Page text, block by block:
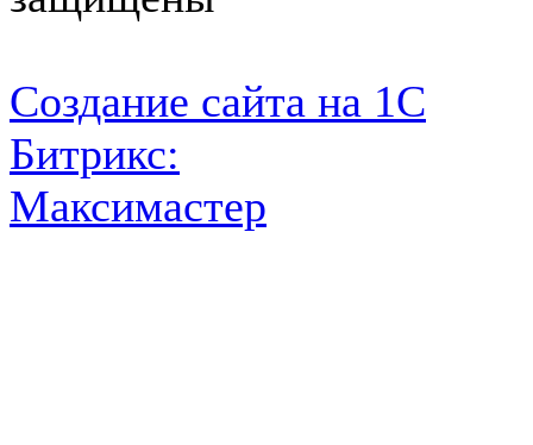
Создание сайта на 1С
Битрикс:
Максимастер